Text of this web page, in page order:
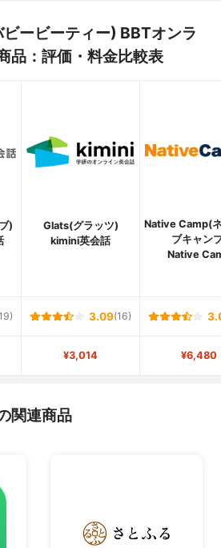
ービーティー) BBTオンラ
品：評価・料金比較表
)
Glats(グラッツ)
kimini英会話
Native Camp(
ブキャン
Native
3.09(16)
¥3,014 ¥6,480
関連商品